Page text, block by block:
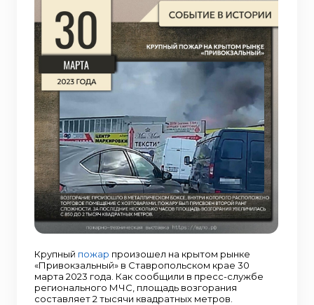
Крупный пожар произошел на крытом рынке
«Привокзальный» в Ставропольском крае 30
марта 2023 года. Как сообщили в пресс-службе
регионального МЧС, площадь возгорания
составляет 2 тысячи квадратных метров.